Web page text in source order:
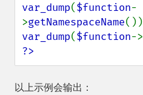
var_dump($function-
>getNamespaceName
var_dump($function->
?>
以上示例会输出：